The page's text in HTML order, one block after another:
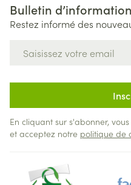
Bulletin d’information
Restez informé des
En cliquant sur s'abonner,
et acceptez notre politique de